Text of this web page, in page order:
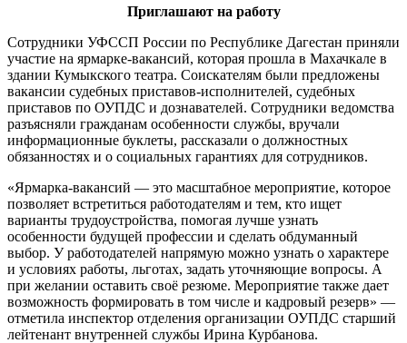
Приглашают на работу
Сотрудники УФССП России по Республике Дагестан приняли
участие на ярмарке-вакансий, которая прошла в Махачкале в
здании Кумыкского театра. Соискателям были предложены
вакансии судебных приставов-исполнителей, судебных
приставов по ОУПДС и дознавателей. Сотрудники ведомства
разъясняли гражданам особенности службы, вручали
информационные буклеты, рассказали о должностных
обязанностях и о социальных гарантиях для сотрудников.
«Ярмарка-вакансий — это масштабное мероприятие, которое
позволяет встретиться работодателям и тем, кто ищет
варианты трудоустройства, помогая лучше узнать
особенности будущей профессии и сделать обдуманный
выбор. У работодателей напрямую можно узнать о характере
и условиях работы, льготах, задать уточняющие вопросы. А
при желании оставить своё резюме. Мероприятие также дает
возможность формировать в том числе и кадровый резерв» —
отметила инспектор отделения организации ОУПДС старший
лейтенант внутренней службы Ирина Курбанова.